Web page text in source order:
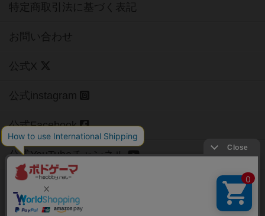
特定商取引法に基づく表記
お問い合わせ
公式X
公式instagram
公式Facebook
公式YouTubeチャンネル